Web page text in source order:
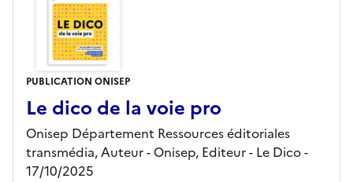
PUBLICATION ONISEP
Le dico de la voie pro
Onisep Département Ressources éditoriales
transmédia, Auteur - Onisep, Editeur- Le Dico-
17/10/2025